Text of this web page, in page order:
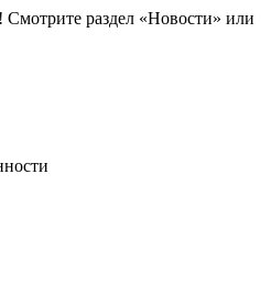
раздел «Новости» или